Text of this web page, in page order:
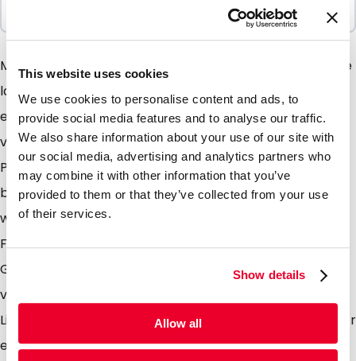
This website uses cookies
We use cookies to personalise content and ads, to
provide social media features and to analyse our traffic.
We also share information about your use of our site with
our social media, advertising and analytics partners who
may combine it with other information that you’ve
provided to them or that they’ve collected from your use
of their services.
Show details
Allow all
Mit Polypost Kunststofftaschen verfügen Sie über eine
langlebige und sehr strapazierfähige Verpackung mit
einer sehr luxuriösen Ausstrahlung. Da Sie hier aus 9
verschiedenen Designs wählen können, können mit
Polypost-Taschen Werbe- und PR-Aktionen ganz
besonders gut in mehreren Varianten durchgeführt
werden. Die Mitteilung bleibt durch die unveränderte
Form aller Polypost-Taschen erkennbar, aber der
Grad der Beachtung wird erhöht, wenn Sie
verschiedene Designs einsetzen. Optional ist die
Lieferung mit Fenster, hinter das eine Visitenkarte oder
ein Adress-Etikett gesteckt werden kann. Die Etuis